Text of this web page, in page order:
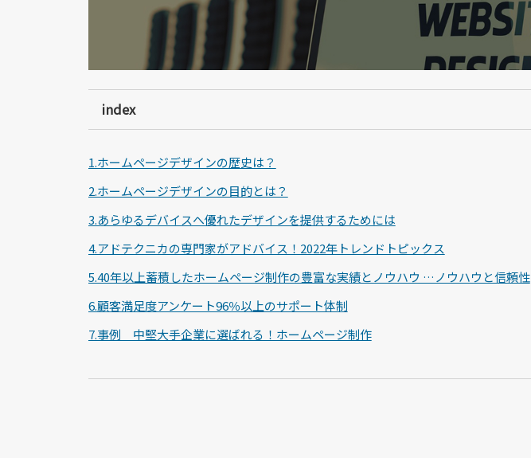
index
1.ホームページデザインの歴史は？
2.ホームページデザインの目的とは？
3.あらゆるデバイスへ優れたデザインを提供するためには
4.アドテクニカの専門家がアドバイス！2022年トレンドトピックス
5.40年以上蓄積したホームページ制作の豊富な実績とノウハウ …ノウハウと信頼性
6.顧客満足度アンケート96％以上のサポート体制
7.事例 中堅大手企業に選ばれる！ホームページ制作